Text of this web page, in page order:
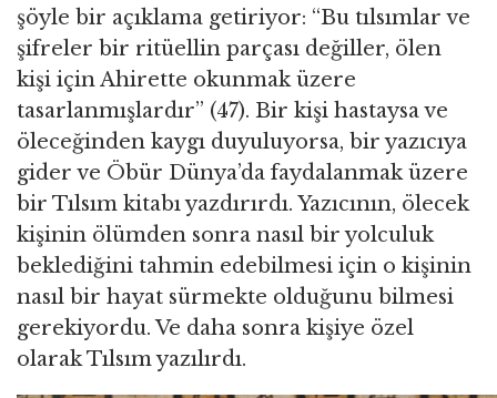
şöyle bir açıklama getiriyor: “Bu tılsımlar ve
şifreler bir ritüellin parçası değiller, ölen
kişi için Ahirette okunmak üzere
tasarlanmışlardır” (47). Bir kişi hastaysa ve
öleceğinden kaygı duyuluyorsa, bir yazıcıya
gider ve Öbür Dünya’da faydalanmak üzere
bir Tılsım kitabı yazdırırdı. Yazıcının, ölecek
kişinin ölümden sonra nasıl bir yolculuk
beklediğini tahmin edebilmesi için o kişinin
nasıl bir hayat sürmekte olduğunu bilmesi
gerekiyordu. Ve daha sonra kişiye özel
olarak Tılsım yazılırdı.